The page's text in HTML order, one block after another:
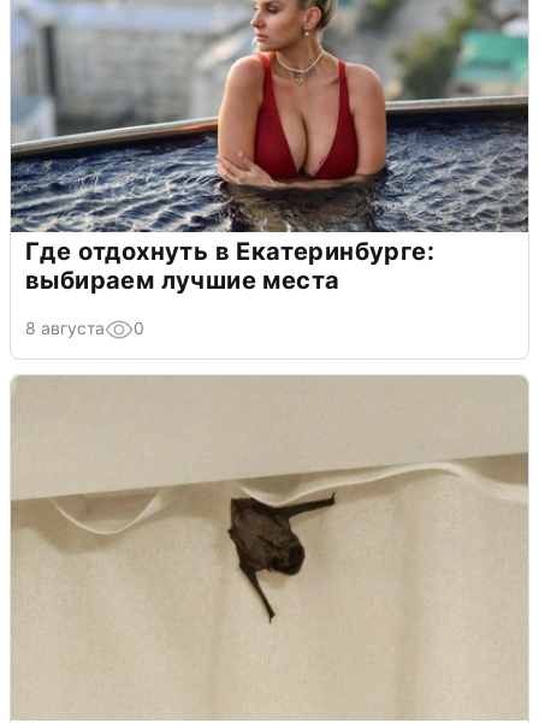
Где отдохнуть в Екатеринбурге:
выбираем лучшие места
8 августа 0